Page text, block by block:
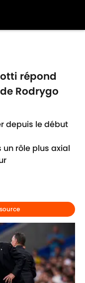
répond
Rodrygo
depuis le début
rôle plus axial